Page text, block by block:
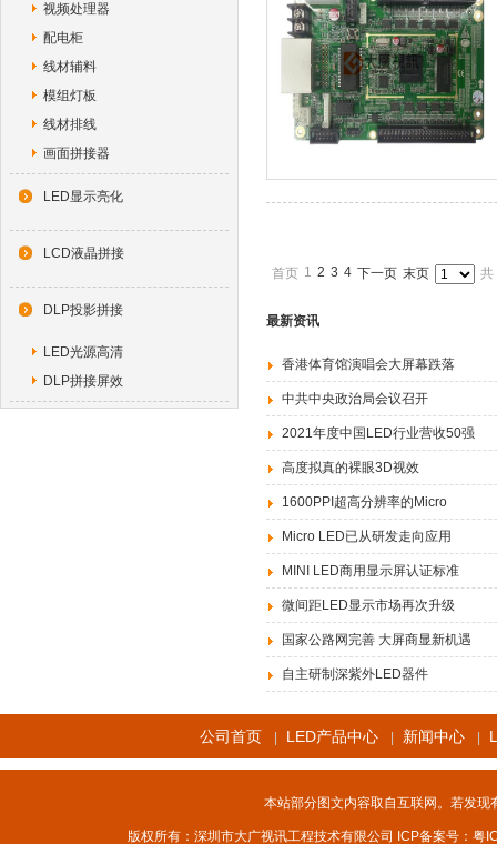
视频处理器
配电柜
线材辅料
模组灯板
线材排线
画面拼接器
LED显示亮化
LCD液晶拼接
DLP投影拼接
LED光源高清
DLP拼接屏效
首页 1 2 3 4 下一页 末页 共
最新资讯
香港体育馆演唱会大屏幕跌落
中共中央政治局会议召开
2021年度中国LED行业营收50强
高度拟真的裸眼3D视效
1600PPI超高分辨率的Micro
Micro LED已从研发走向应用
MINI LED商用显示屏认证标准
微间距LED显示市场再次升级
国家公路网完善 大屏商显新机遇
自主研制深紫外LED器件
公司首页 LED产品中心 新闻中心
本站部分图文内容取自互联网。若发
版权所有：深圳市大广视讯工程技术有限公司 ICP备案号： 粤